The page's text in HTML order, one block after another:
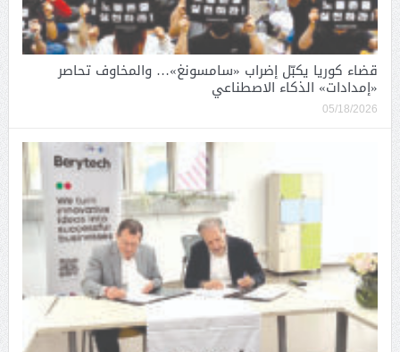
قضاء كوريا يكبّل إضراب «سامسونغ»… والمخاوف تحاصر
«إمدادات» الذكاء الاصطناعي
05/18/2026